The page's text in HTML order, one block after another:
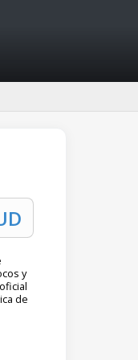
y
de